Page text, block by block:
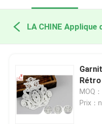
LA CHINE
MOQ
Prix：